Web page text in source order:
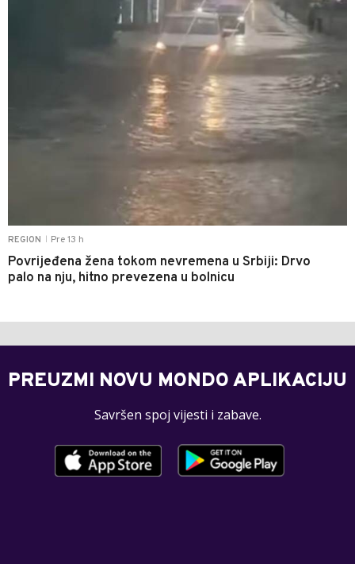
REGION Pre 13 h
Povrijeđena žena tokom nevremena u Srbiji: Drvo
palo na nju, hitno prevezena u bolnicu
PREUZMI NOVU MONDO APLIKACIJU
Savršen spoj vijesti i zabave.